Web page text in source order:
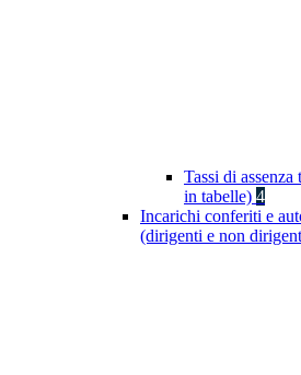
Tassi di
in tabelle) 4
Incarichi conferiti e
(dirigenti e non